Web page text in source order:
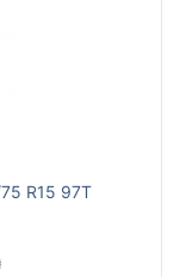
R15 97T